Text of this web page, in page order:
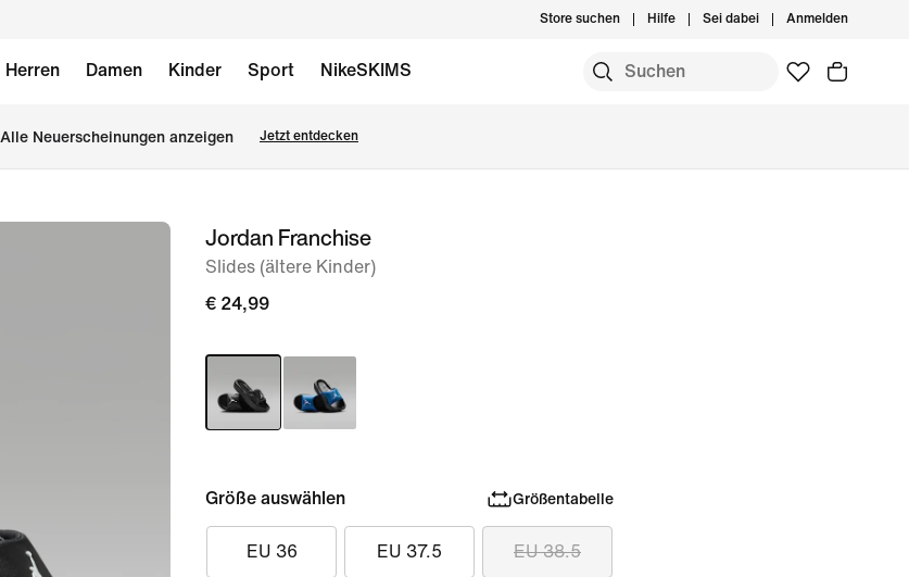
Store suchen Hilfe Sei dabei Anmelden
Herren Damen Kinder Sport NikeSKIMS
Alle Neuerscheinungen anzeigen Jetzt entdecken
Bild 1Jordan Franchise
Slides (ältere Kinder)
€ 24,99
Größe auswählen Größentabelle
EU 36 EU 37.5 EU 38.5